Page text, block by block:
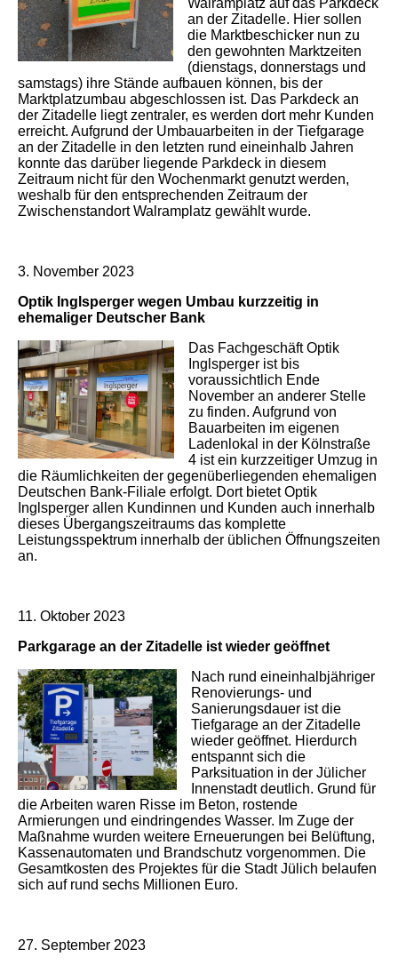
Walramplatz auf das Parkdeck
an der Zitadelle. Hier sollen
die Marktbeschicker nun zu
den gewohnten Marktzeiten
(dienstags, donnerstags und
samstags) ihre Stände aufbauen können, bis der
Marktplatzumbau abgeschlossen ist. Das Parkdeck an
der Zitadelle liegt zentraler, es werden dort mehr Kunden
erreicht. Aufgrund der Umbauarbeiten in der Tiefgarage
an der Zitadelle in den letzten rund eineinhalb Jahren
konnte das darüber liegende Parkdeck in diesem
Zeitraum nicht für den Wochenmarkt genutzt werden,
weshalb für den entsprechenden Zeitraum der
Zwischenstandort Walramplatz gewählt wurde.
3. November 2023
Optik Inglsperger wegen Umbau kurzzeitig in
ehemaliger Deutscher Bank
Das Fachgeschäft Optik
Inglsperger ist bis
voraussichtlich Ende
November an anderer Stelle
zu finden. Aufgrund von
Bauarbeiten im eigenen
Ladenlokal in der Kölnstraße
4 ist ein kurzzeitiger Umzug in
die Räumlichkeiten der gegenüberliegenden ehemaligen
Deutschen Bank-Filiale erfolgt. Dort bietet Optik
Inglsperger allen Kundinnen und Kunden auch innerhalb
dieses Übergangszeitraums das komplette
Leistungsspektrum innerhalb der üblichen Öffnungszeiten
an.
11. Oktober 2023
Parkgarage an der Zitadelle ist wieder geöffnet
Nach rund eineinhalbjähriger
Renovierungs- und
Sanierungsdauer ist die
Tiefgarage an der Zitadelle
wieder geöffnet. Hierdurch
entspannt sich die
Parksituation in der Jülicher
Innenstadt deutlich. Grund für
die Arbeiten waren Risse im Beton, rostende
Armierungen und eindringendes Wasser. Im Zuge der
Maßnahme wurden weitere Erneuerungen bei Belüftung,
Kassenautomaten und Brandschutz vorgenommen. Die
Gesamtkosten des Projektes für die Stadt Jülich belaufen
sich auf rund sechs Millionen Euro.
27. September 2023